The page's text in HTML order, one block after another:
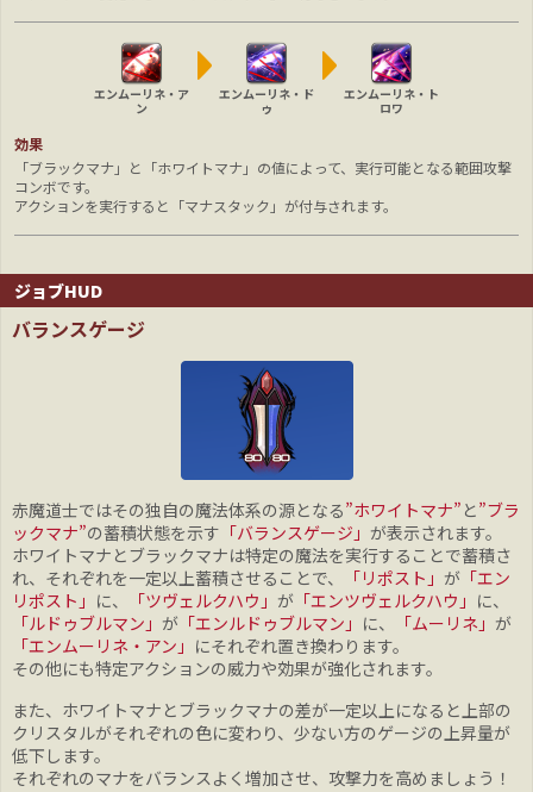
エンムーリネ・ア
ン
エンムーリネ・ド
ゥ
エンムーリネ・ト
ロワ
効果
「ブラックマナ」と「ホワイトマナ」の値によって、実行可能となる範囲攻撃
コンボです。
アクションを実行すると「マナスタック」が付与されます。
ジョブHUD
バランスゲージ
赤魔道士ではその独自の魔法体系の源となる”ホワイトマナ” と”ブラ
ックマナ”の蓄積状態を示す 「バランスゲージ」 が表示されます。
ホワイトマナとブラックマナは特定の魔法を実行することで蓄積さ
れ、それぞれを一定以上蓄積させることで、
「リポスト」 が 「エン
リポスト」 に、 「ツヴェルクハウ」 が 「エンツヴェルクハウ」 に、
「ルドゥブルマン」 が 「エンルドゥブルマン」 に、 「ムーリネ」 が
「エンムーリネ・アン」 にそれぞれ置き換わります。
その他にも特定アクションの威力や効果が強化されます。
また、ホワイトマナとブラックマナの差が一定以上になると上部の
クリスタルがそれぞれの色に変わり、少ない方のゲージの上昇量が
低下します。
それぞれのマナをバランスよく増加させ、攻撃力を高めましょう！